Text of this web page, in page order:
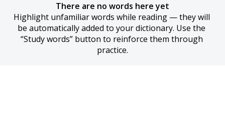
There are no words here yet
Highlight unfamiliar words while reading — they will
be automatically added to your dictionary. Use the
“Study words” button to reinforce them through
practice.